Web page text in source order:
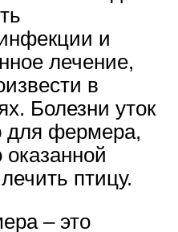
и
лечение,
в
Болезни уток
для фермера,
птицу.
– это